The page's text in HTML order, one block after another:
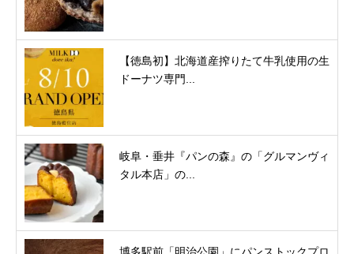
【徳島初】北海道産搾りたて牛乳使用の生
ドーナツ専門...
岐阜・垂井『パンの森』の「グルマンヴィ
タル本店」の...